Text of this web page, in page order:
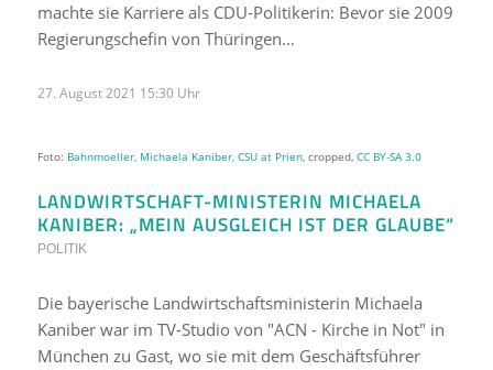
machte sie Karriere als CDU-Politikerin: Bevor sie 2009
Regierungschefin von Thüringen…
27. August 2021 15:30 Uhr
Foto: Bahnmoeller, Michaela Kaniber, CSU at Prien, cropped, CC BY-SA 3.0
LANDWIRTSCHAFT-MINISTERIN MICHAELA
KANIBER: „MEIN AUSGLEICH IST DER GLAUBE“
POLITIK
Die bayerische Landwirtschaftsministerin Michaela
Kaniber war im TV-Studio von "ACN - Kirche in Not" in
München zu Gast, wo sie mit dem Geschäftsführer